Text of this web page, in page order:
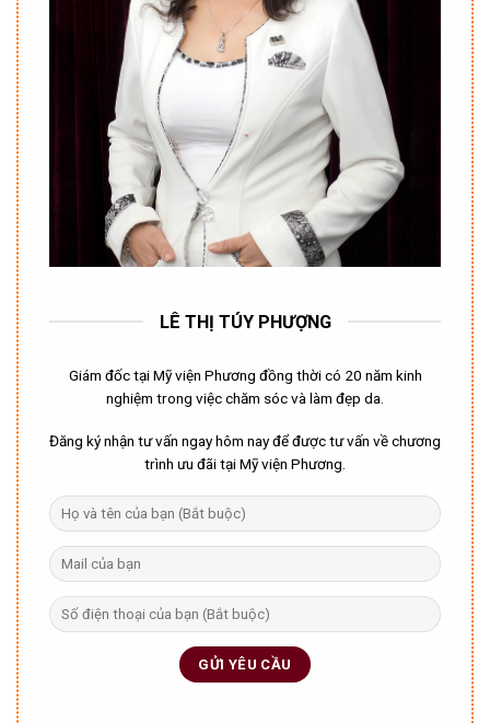
LÊ THỊ TÚY PHƯỢNG
Giám đốc tại Mỹ viện Phương đồng thời có 20 năm kinh
nghiệm trong việc chăm sóc và làm đẹp da.
Đăng ký nhận tư vấn ngay hôm nay để được tư vấn về chương
trình ưu đãi tại Mỹ viện Phương.